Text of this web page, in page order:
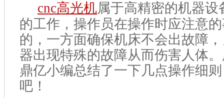
cnc高光机属于高精密的机器
的工作，操作员在操作时应注意
的，一方面确保机床不会出故障
器出现特殊的故障从而伤害人体
鼎亿小编总结了一下几点操作细
吧！